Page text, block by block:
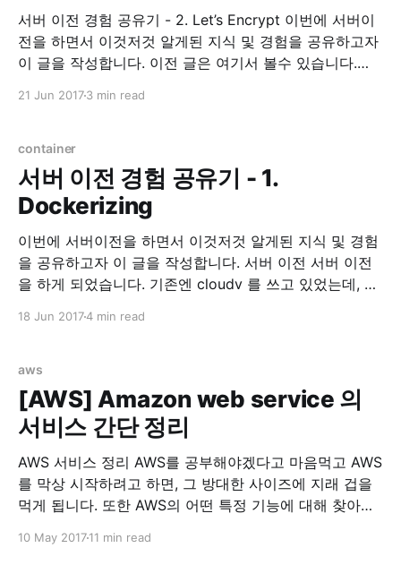
서버 이전 경험 공유기 - 2. Let’s Encrypt 이번에 서버이
전을 하면서 이것저것 알게된 지식 및 경험을 공유하고자
이 글을 작성합니다. 이전 글은 여기서 볼수 있습니다.
21 Jun 20173 min read
container
서버 이전 경험 공유기 - 1.
Dockerizing
이번에 서버이전을 하면서 이것저것 알게된 지식 및 경험
을 공유하고자 이 글을 작성합니다. 서버 이전 서버 이전
을 하게 되었습니다. 기존엔 cloudv 를 쓰고 있었는데, 같
18 Jun 20174 min read
aws
[AWS] Amazon web service 의
서비스 간단 정리
AWS 서비스 정리 AWS를 공부해야겠다고 마음먹고 AWS
를 막상 시작하려고 하면, 그 방대한 사이즈에 지래 겁을
먹게 됩니다. 또한 AWS의 어떤 특정 기능에 대해 찾아보
치를 해야하는 번거로움에 빠지게 됩니다. 이에 저의 고생
10 May 201711 min read